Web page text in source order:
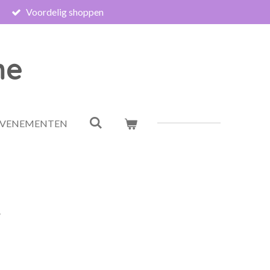
Voordelig shoppen